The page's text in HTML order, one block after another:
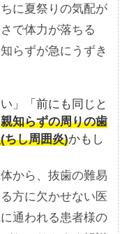
に夏祭りの気配が
で体力が落ちる
らずが急にうずき
」「前にも同じと
親知らずの周りの歯
ちし周囲炎)かもし
から、抜歯の難易
方に欠かせない医
通われる患者様の